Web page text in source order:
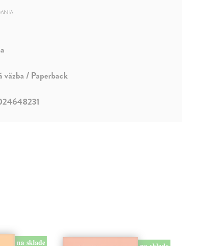
väzba / Paperback
na sklade